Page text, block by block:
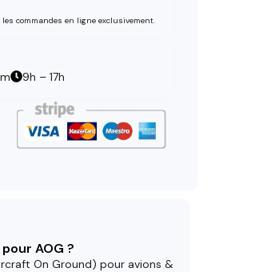
commandes en ligne exclusivement.
9h – 17h
AOG ?
On Ground) pour avions &